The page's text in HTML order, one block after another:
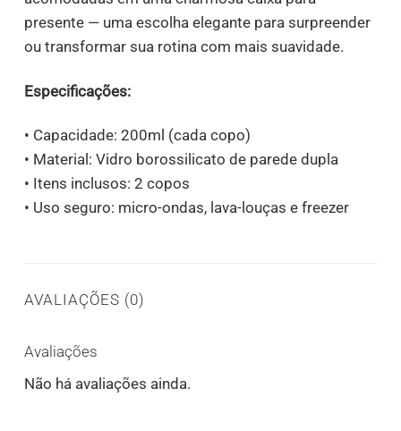
presente — uma escolha elegante para surpreender
ou transformar sua rotina com mais suavidade.
Especificações:
• Capacidade: 200ml (cada copo)
• Material: Vidro borossilicato de parede dupla
• Itens inclusos: 2 copos
• Uso seguro: micro-ondas, lava-louças e freezer
AVALIAÇÕES (0)
Avaliações
Não há avaliações ainda.